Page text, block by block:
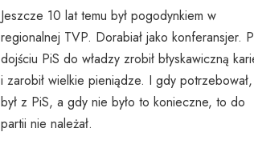
Jeszcze 10 lat temu był pogodynkiem w
regionalnej TVP. Dorabiał jako konferansjer.
dojściu PiS do władzy zrobił błyskawiczną
i zarobił wielkie pieniądze. I gdy potrzebował,
był z PiS, a gdy nie było to konieczne, to do
partii nie należał.